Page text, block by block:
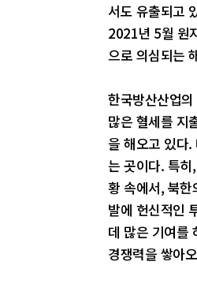
서도 유출되고
2021년 5월 원
으로 의심되는
한국방산산업
많은 혈세를 지
을 해오고 있다
는 곳이다. 특
황 속에서, 북한
발에 헌신적인
데 많은 기여를
경쟁력을 쌓아